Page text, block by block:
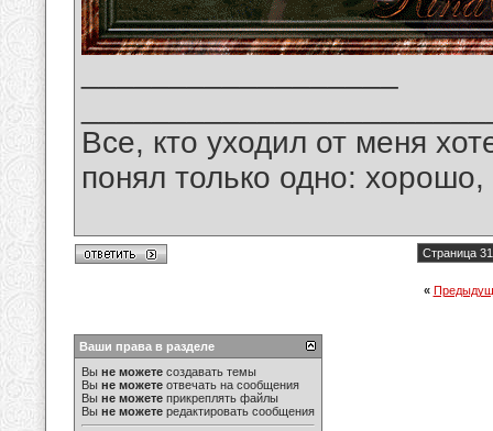
Все, кто уходил от меня
понял только одно:
Страница
«
Ваши права в разделе
Вы не можете создавать темы
Вы не можете отвечать на сообщения
Вы не можете прикреплять файлы
Вы не можете редактировать сообщения